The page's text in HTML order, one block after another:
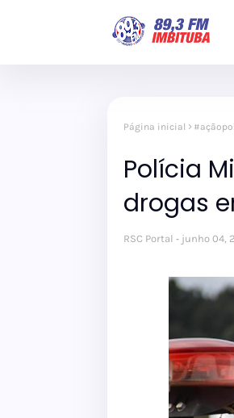
Página inicial
Polícia
drogas
RSC Portal junho 04,